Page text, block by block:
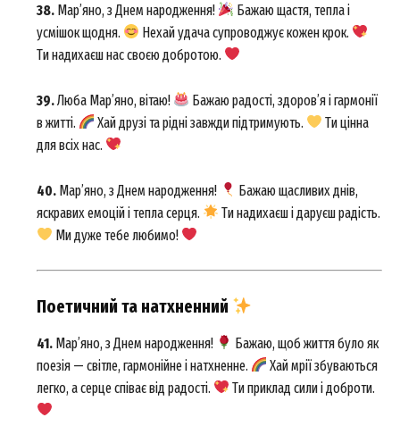
38. Мар’яно, з Днем народження!
Бажаю щастя, тепла і
усмішок щодня.
Нехай удача супроводжує кожен крок.
Ти надихаєш нас своєю добротою.
39.Любa Мар’яно, вітаю!
Бажаю радості, здоров’я і гармонії
в житті.
Хай друзі та рідні завжди підтримують.
Ти цінна
для всіх нас.
40. Мар’яно, з Днем народження!
Бажаю щасливих днів,
яскравих емоцій і тепла серця.
Ти надихаєш і даруєш радість.
Ми дуже тебе любимо!
Поетичний та натхненний
41. Мар’яно, з Днем народження!
Бажаю, щоб життя було як
поезія — світле, гармонійне і натхненне.
Хай мрії збуваються
легко, а серце співає від радості.
Ти приклад сили і доброти.